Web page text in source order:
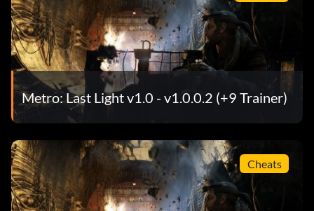
Metro: Last Light v1.0 - v1.0.0.2 (+9 Trainer)
Cheats